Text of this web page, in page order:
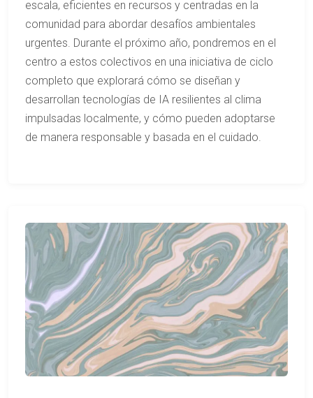
escala, eficientes en recursos y centradas en la
comunidad para abordar desafíos ambientales
urgentes. Durante el próximo año, pondremos en el
centro a estos colectivos en una iniciativa de ciclo
completo que explorará cómo se diseñan y
desarrollan tecnologías de IA resilientes al clima
impulsadas localmente, y cómo pueden adoptarse
de manera responsable y basada en el cuidado.